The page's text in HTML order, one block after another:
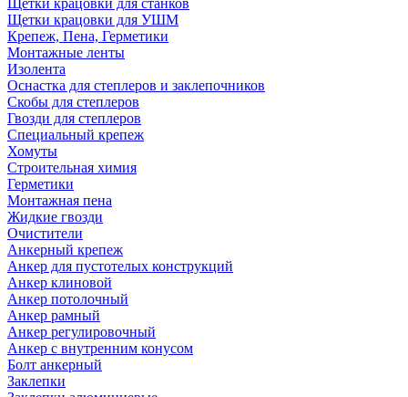
Щетки крацовки для станков
Щетки крацовки для УШМ
Крепеж, Пена, Герметики
Монтажные ленты
Изолента
Оснастка для степлеров и заклепочников
Скобы для степлеров
Гвозди для степлеров
Специальный крепеж
Хомуты
Строительная химия
Герметики
Монтажная пена
Жидкие гвозди
Очистители
Анкерный крепеж
Анкер для пустотелых конструкций
Анкер клиновой
Анкер потолочный
Анкер рамный
Анкер регулировочный
Анкер с внутренним конусом
Болт анкерный
Заклепки